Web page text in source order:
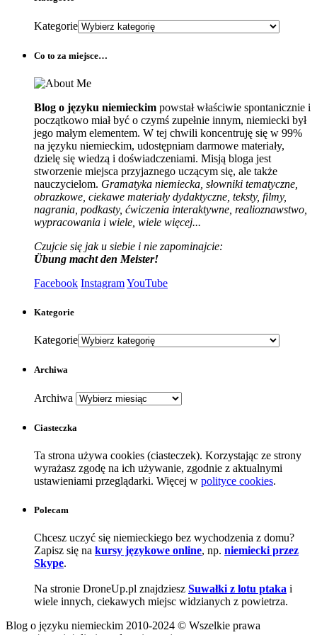
Kategorie
Co to za miejsce…
Blog o języku niemieckim powstał właściwie spontanicznie i
początkowo miał być o czymś zupełnie innym, niemiecki był
jego małym elementem. W tej chwili koncentruję się w 99%
na języku niemieckim, udostępniam darmowe materiały,
dzielę się wiedzą i doświadczeniami. Misją bloga jest
stworzenie miejsca przyjaznego uczącym się, ale także
nauczycielom. Gramatyka niemiecka, słowniki tematyczne,
obrazkowe, ciekawe materiały dydaktyczne, teksty, filmy,
nagrania, podkasty, ćwiczenia interaktywne, realioznawstwo,
wypracowania i wiele, wiele więcej...
Czujcie się jak u siebie i nie zapominajcie:
Übung macht den Meister!
Facebook InstagramYouTube
Kategorie
Kategorie
Archiwa
Archiwa
Ciasteczka
Ta strona używa cookies (ciasteczek). Korzystając ze strony
wyrażasz zgodę na ich używanie, zgodnie z aktualnymi
ustawieniami przeglądarki. Więcej w polityce cookies.
Polecam
Chcesz uczyć się niemieckiego bez wychodzenia z domu?
Zapisz się na kursy językowe online, np. niemiecki przez
Skype.
Na stronie DroneUp.pl znajdziesz Suwałki z lotu ptaka i
wiele innych, ciekawych miejsc widzianych z powietrza.
Blog o języku niemieckim 2010-2024 © Wszelkie prawa